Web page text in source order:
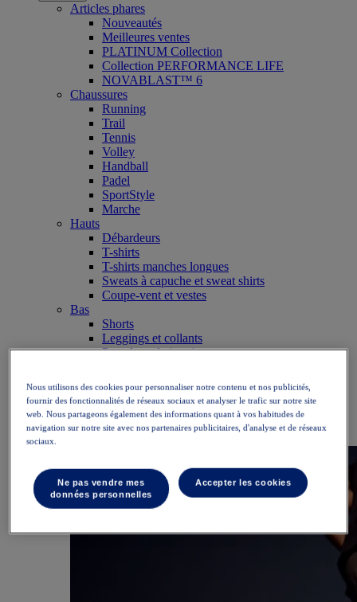
Articles phares
Nouveautés
Meilleures ventes
PLATINUM Collection
Collection PERFORMANCE LIFE
NOVABLAST™ 6
Chaussures
Running
Trail
Tennis
Volley
Handball
Padel
SportStyle
Marche
Hauts
Débardeurs
T-shirts
T-shirts manches longues
Sweats à capuche et sweat shirts
Coupe-vent et vestes
Bas
Shorts
Leggings et collants
Pantalons de jogging
Casquettes et bonnets
Gants
Chaussettes
Sacs de sport
Nous utilisons des cookies pour personnaliser notre contenu et nos publicités,
fournir des fonctionnalités de réseaux sociaux et analyser le trafic sur notre site
web. Nous partageons également des informations quant à vos habitudes de
navigation sur notre site avec nos partenaires publicitaires, d'analyse et de réseaux
sociaux.
Ne pas vendre mes
données personnelles
Accepter les cookies